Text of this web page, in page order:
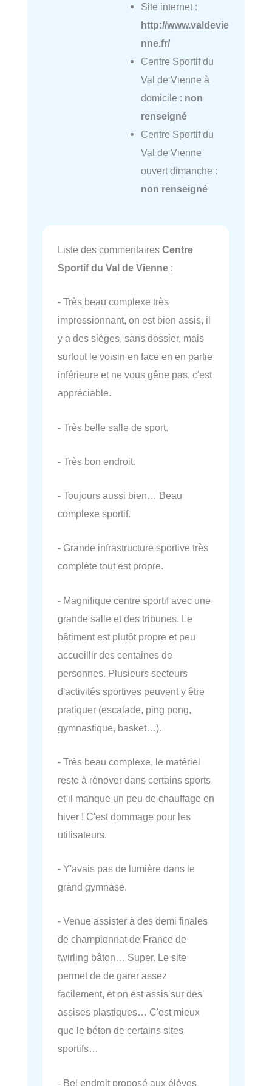
Site internet :
http://www.valdevie
nne.fr/
Centre Sportif du
Val de Vienne à
domicile : non
renseigné
Centre Sportif du
Val de Vienne
ouvert dimanche :
non renseigné
Liste des commentaires Centre
Sportif du Val de Vienne :
- Très beau complexe très
impressionnant, on est bien assis, il
y a des sièges, sans dossier, mais
surtout le voisin en face en en partie
inférieure et ne vous gêne pas, c'est
appréciable.
- Très belle salle de sport.
- Très bon endroit.
- Toujours aussi bien… Beau
complexe sportif.
- Grande infrastructure sportive très
complète tout est propre.
- Magnifique centre sportif avec une
grande salle et des tribunes. Le
bâtiment est plutôt propre et peu
accueillir des centaines de
personnes. Plusieurs secteurs
d'activités sportives peuvent y être
pratiquer (escalade, ping pong,
gymnastique, basket…).
- Très beau complexe, le matériel
reste à rénover dans certains sports
et il manque un peu de chauffage en
hiver ! C'est dommage pour les
utilisateurs.
- Y'avais pas de lumière dans le
grand gymnase.
- Venue assister à des demi finales
de championnat de France de
twirling bâton… Super. Le site
permet de de garer assez
facilement, et on est assis sur des
assises plastiques… C'est mieux
que le béton de certains sites
sportifs…
- Bel endroit proposé aux élèves